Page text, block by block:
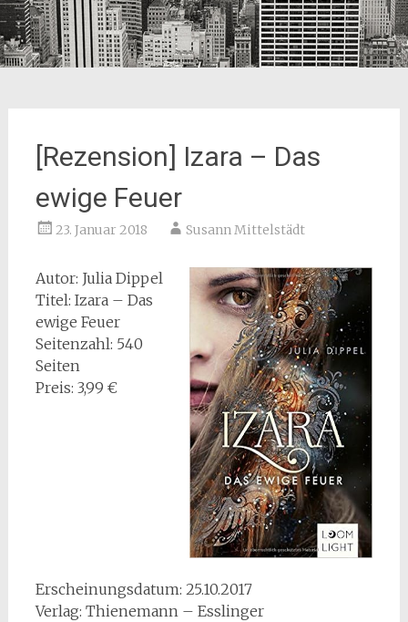
[Rezension] Izara – Das
ewige Feuer
23. Januar 2018 Susann Mittelstädt
Autor: Julia Dippel
Titel: Izara – Das
ewige Feuer
Seitenzahl: 540
Seiten
Preis: 3,99 €
Erscheinungsdatum: 25.10.2017
Verlag: Thienemann – Esslinger